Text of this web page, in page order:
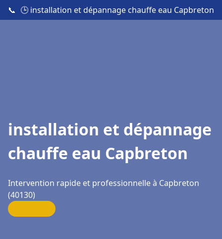
📞 🕒 installation et dépannage chauffe eau Capbreton
installation et dépannage
chauffe eau Capbreton
Intervention rapide et professionnelle à Capbreton
(40130)